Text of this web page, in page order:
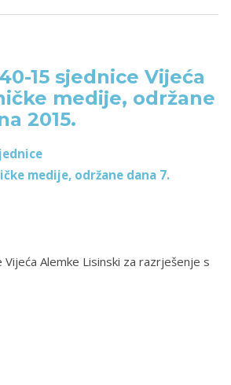
15 sjednice Vijeća
medije, održane
2015.
medije, održane dana 7.
Vijeća Alemke Lisinski za razrješenje s